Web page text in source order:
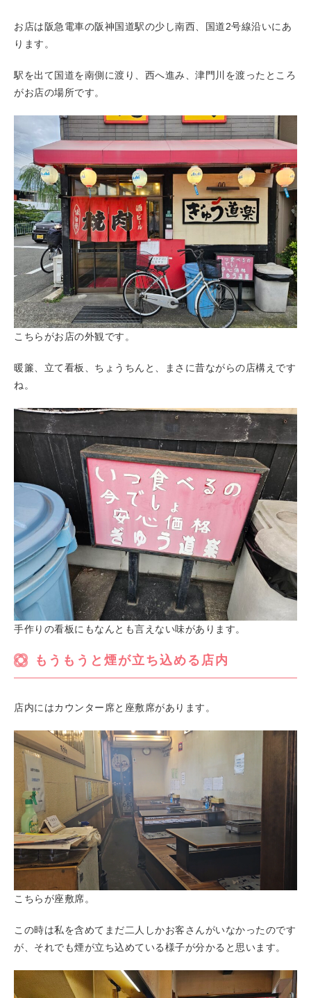
お店は阪急電車の阪神国道駅の少し南西、国道2号線沿いにあ
ります。
駅を出て国道を南側に渡り、西へ進み、津門川を渡ったところ
がお店の場所です。
こちらがお店の外観です。
暖簾、立て看板、ちょうちんと、まさに昔ながらの店構えです
ね。
手作りの看板にもなんとも言えない味があります。
もうもうと煙が立ち込める店内
店内にはカウンター席と座敷席があります。
こちらが座敷席。
この時は私を含めてまだ二人しかお客さんがいなかったのです
が、それでも煙が立ち込めている様子が分かると思います。